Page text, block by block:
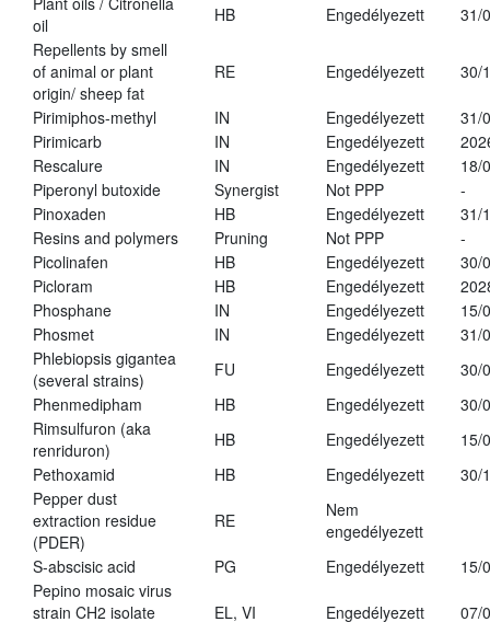
oil
HB Engedélyezett
31/
Repellents by smell
of animal or plant
origin/ sheep fat
RE Engedélyezett 30/
Pirimiphos-methyl IN Engedélyezett
31/
Pirimicarb
IN Engedélyezett
Rescalure
IN Engedélyezett
18/
Piperonyl butoxide
Synergist Not PPP
-
Pinoxaden
HB Engedélyezett
31/
Resins and polymers
Pruning Not PPP
-
Picolinafen
HB Engedélyezett
30/
Picloram
HB Engedélyezett
Phosphane
IN Engedélyezett
15/
Phosmet
IN Engedélyezett
31/
Phlebiopsis gigantea
(several strains)
FU Engedélyezett
30/
Phenmedipham
HB Engedélyezett
30/
Rimsulfuron (aka
renriduron)
HB Engedélyezett
15/
Pethoxamid
HB Engedélyezett
30/
Pepper dust
extraction residue
(PDER)
RE
Nem
engedélyezett
S-abscisic acid
PG Engedélyezett
15/
Pepino mosaic virus
strain CH2 isolate
EL, VI Engedélyezett 07/